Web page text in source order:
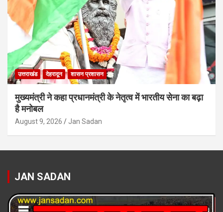
उत्तराखंड देहरादून शासन प्रशासन
मुख्यमंत्री ने कहा प्रधानमंत्री के नेतृत्व में भारतीय सेना का बढ़ा
है मनोबल
August 9, 2026 Jan Sadan
JAN SADAN